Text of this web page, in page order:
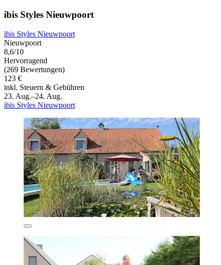
ibis Styles Nieuwpoort
ibis Styles Nieuwpoort
Nieuwpoort
8,6/10
Hervorragend
(269 Bewertungen)
123 €
inkl. Steuern & Gebühren
23. Aug.–24. Aug.
ibis Styles Nieuwpoort